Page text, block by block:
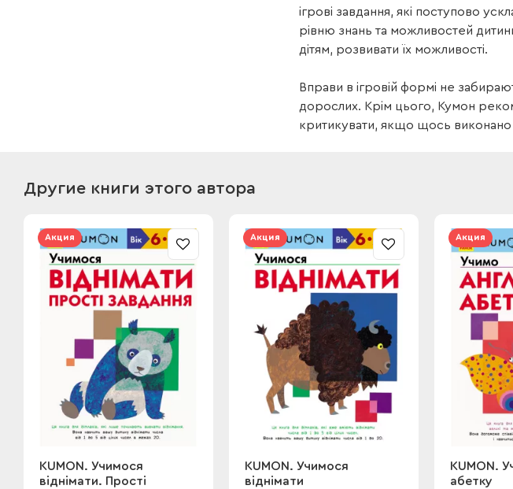
ігрові завдання, які поступово
рівню знань та можливостей
дітям, розвивати їх можливості.
Вправи в ігровій формі не
дорослих. Крім цього, Кумон
критикувати, якщо щось
Другие книги этого автора
Акция
KUMON. Учимося
віднімати. Прості
Акция
KUMON. Учимося
віднімати
Акция
KUMON.
абетку